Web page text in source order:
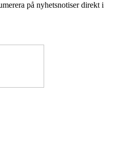
på nyhetsnotiser direkt i